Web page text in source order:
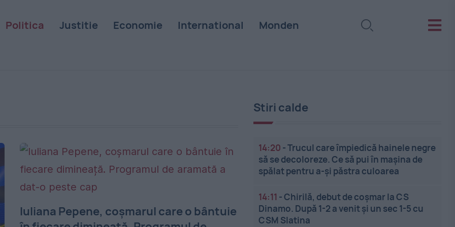
Politica Justitie Economie International Monden
Iuliana Pepene, coșmarul care o bântuie
Stiri calde
14:20 -Trucul care împiedică hainele negre
să se decoloreze. Ce să pui în mașina de
spălat pentru a-și păstra culoarea
14:11 -Chirilă, debut de coșmar la CS
Dinamo. După 1-2 a venit și un sec 1-5 cu
CSM Slatina